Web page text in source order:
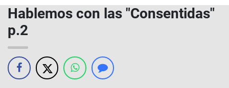
Hablemos con las "Consentidas"
p.2